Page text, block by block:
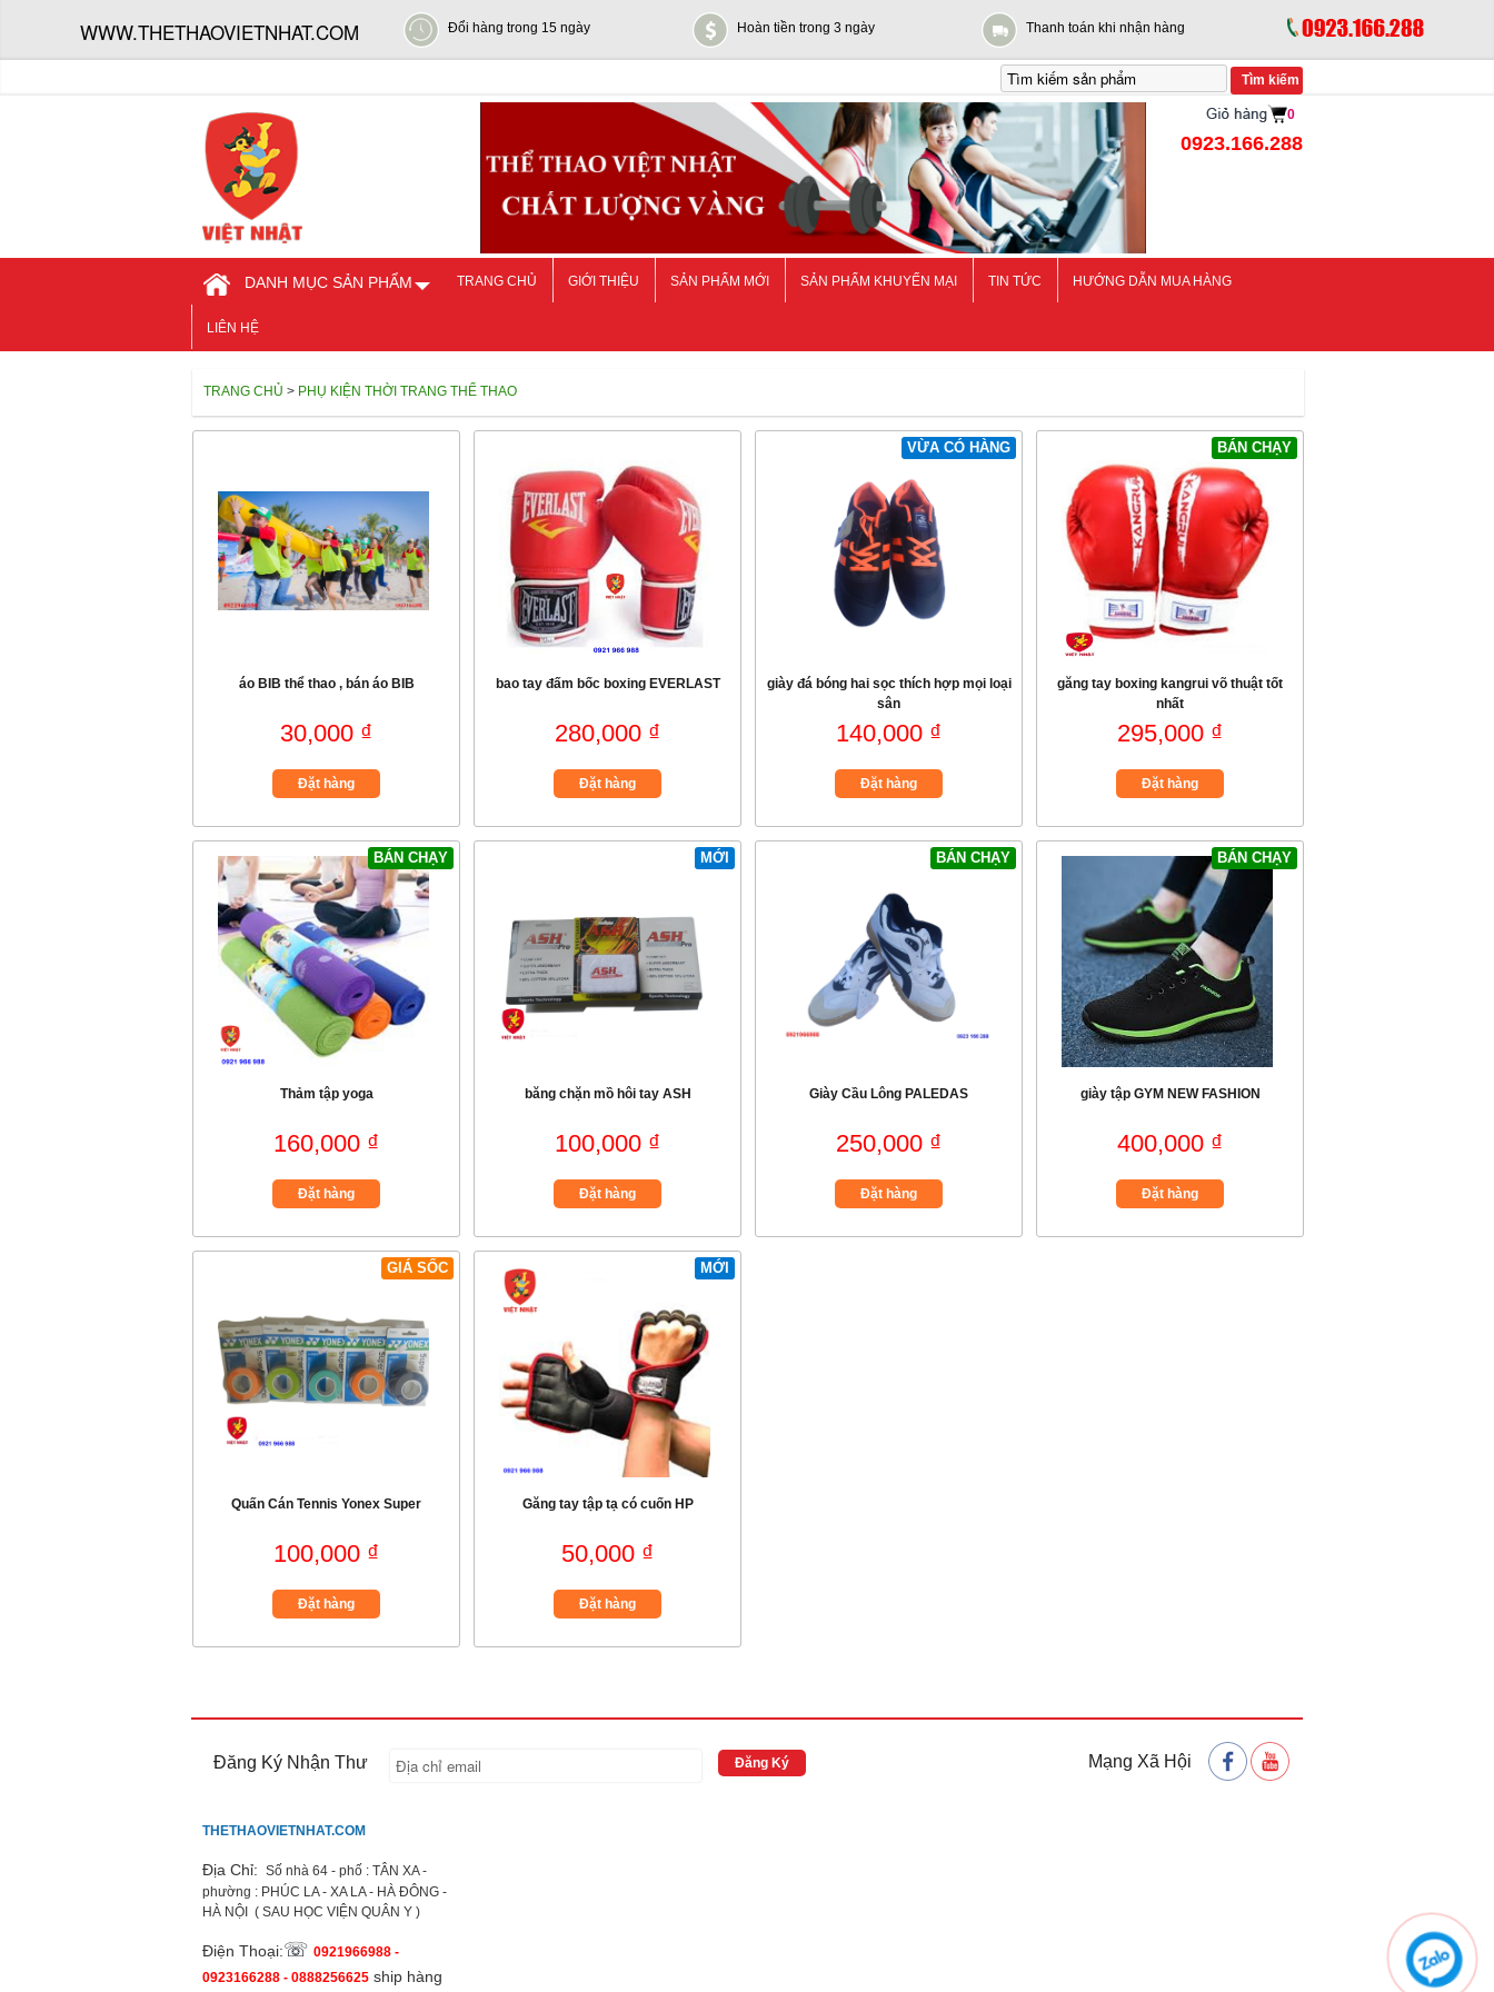
WWW.THETHAOVIETNHAT.COM Đổi hàng trong 15 ngày Hoàn tiền trong 3 ngày Thanh toán khi nhận hàng
0
0923.166.288
DANH MỤC SẢN PHẨM TRANG CHỦ GIỚI THIỆU SẢN PHẨM MỚI SẢN PHẨM KHUYẾN MẠI TIN TỨC HƯỚNG DẪN MUA HÀNG
LIÊN HỆ
TRANG CHỦ > PHỤ KIỆN THỜI TRANG THỂ THAO
áo BIB thể thao , bán áo BIB
30,000 ₫
Đặt hàng
bao tay đấm bốc boxing EVERLAST
280,000 ₫
Đặt hàng
VỪA CÓ HÀNG
giày đá bóng hai sọc thích hợp mọi loại
sân
140,000 ₫
Đặt hàng
BÁN CHẠY
găng tay boxing kangrui võ thuật tốt
nhất
295,000 ₫
Đặt hàng
BÁN CHẠY
Thảm tập yoga
160,000 ₫
Đặt hàng
MỚI
băng chặn mồ hôi tay ASH
100,000 ₫
Đặt hàng
BÁN CHẠY
Giày Cầu Lông PALEDAS
250,000 ₫
Đặt hàng
BÁN CHẠY
giày tập GYM NEW FASHION
400,000 ₫
Đặt hàng
GIÁ SỐC
Quấn Cán Tennis Yonex Super
100,000 ₫
Đặt hàng
MỚI
Găng tay tập tạ có cuốn HP
50,000 ₫
Đặt hàng
Đăng Ký Nhận Thư Mạng Xã Hội
THETHAOVIETNHAT.COM
Địa Chỉ: Số nhà 64 - phố : TÂN XA -
phường : PHÚC LA - XA LA - HÀ ĐÔNG -
HÀ NỘI ( SAU HỌC VIỆN QUÂN Y )
Điện Thoại:☏ 0921966988 -
0923166288 - 0888256625 ship hàng